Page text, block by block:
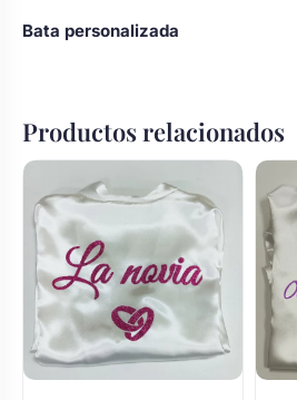
Bata personalizada
Productos relacionados